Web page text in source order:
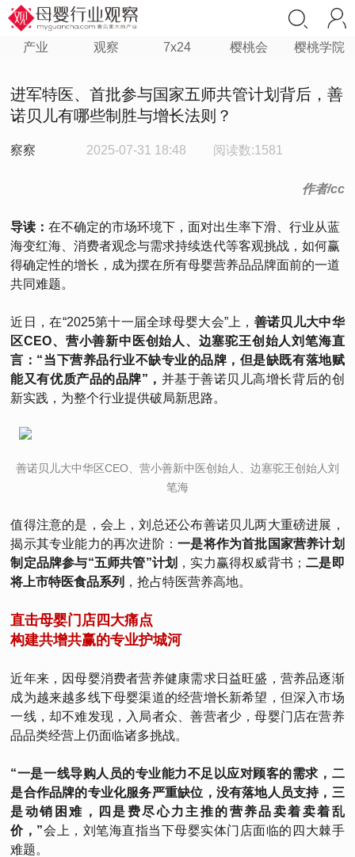
产业 观察 7x24 樱桃会 樱桃学院
进军特医、首批参与国家五师共管计划背后，善
诺贝儿有哪些制胜与增长法则？
察察 2025-07-31 18:48 阅读数:1581
作者/cc
导读：在不确定的市场环境下，面对出生率下滑、行业从蓝
海变红海、消费者观念与需求持续迭代等客观挑战，如何赢
得确定性的增长，成为摆在所有母婴营养品品牌面前的一道
共同难题。
近日，在“2025第十一届全球母婴大会”上， 善诺贝儿大中华
区CEO、营小善新中医创始人、边塞驼王创始人刘笔海直
言：“当下营养品行业不缺专业的品牌， 但是缺既有落地赋
能又有优质产品的品牌”， 并基于善诺贝儿高增长背后的创
新实践，为整个行业提供破局新思路。
善诺贝儿大中华区CEO、营小善新中医创始人、边塞驼王创始人刘
笔海
值得注意的是，会上，刘总还公布善诺贝儿两大重磅进展，
揭示其专业能力的再次进阶：一是将作为首批国家营养计划
制定品牌参与“五师共管”计划 ，实力赢得权威背书； 二是即
将上市特医食品系列 ，抢占特医营养高地。
直击母婴门店四大痛点
构建共增共赢的专业护城河
近年来，因母婴消费者营养健康需求日益旺盛，营养品逐渐
成为越来越多线下母婴渠道的经营增长新希望，但深入市场
一线，却不难发现，入局者众、善营者少，母婴门店在营养
品品类经营上仍面临诸多挑战。
“一是一线导购人员的专业能力不足以应对顾客的需求，二
是合作品牌的专业化服务严重缺位，没有落地人员支持，三
是动销困难，四是费尽心力主推的营养品卖着卖着乱
价，”会上，刘笔海直指当下母婴实体门店面临的四大棘手
难题。